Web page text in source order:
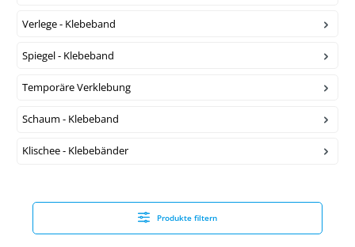
Verlege - Klebeband
Spiegel - Klebeband
Temporäre Verklebung
Schaum - Klebeband
Klischee - Klebebänder
Produkte filtern